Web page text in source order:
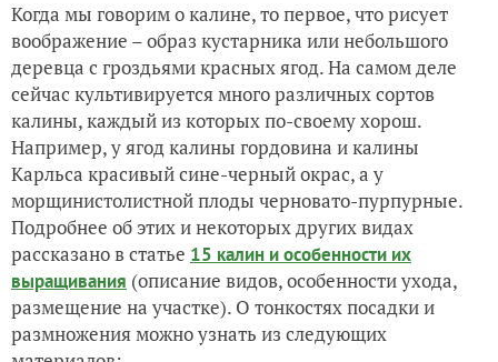
Когда мы говорим о калине, то первое, что рисует
воображение – образ кустарника или небольшого
деревца с гроздьями красных ягод. На самом деле
сейчас культивируется много различных сортов
калины, каждый из которых по-своему хорош.
Например, у ягод калины гордовина и калины
Карльса красивый сине-черный окрас, а у
морщинистолистной плоды черновато-пурпурные.
Подробнее об этих и некоторых других видах
рассказано в статье 15 калин и особенности их
выращивания (описание видов, особенности ухода,
размещение на участке). О тонкостях посадки и
размножения можно узнать из следующих